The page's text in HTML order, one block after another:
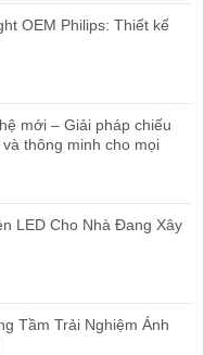
OEM Philips: Thiết kế
mới – Giải pháp chiếu
thông minh cho mọi
LED Cho Nhà Đang Xây
Tầm Trải Nghiệm Ánh